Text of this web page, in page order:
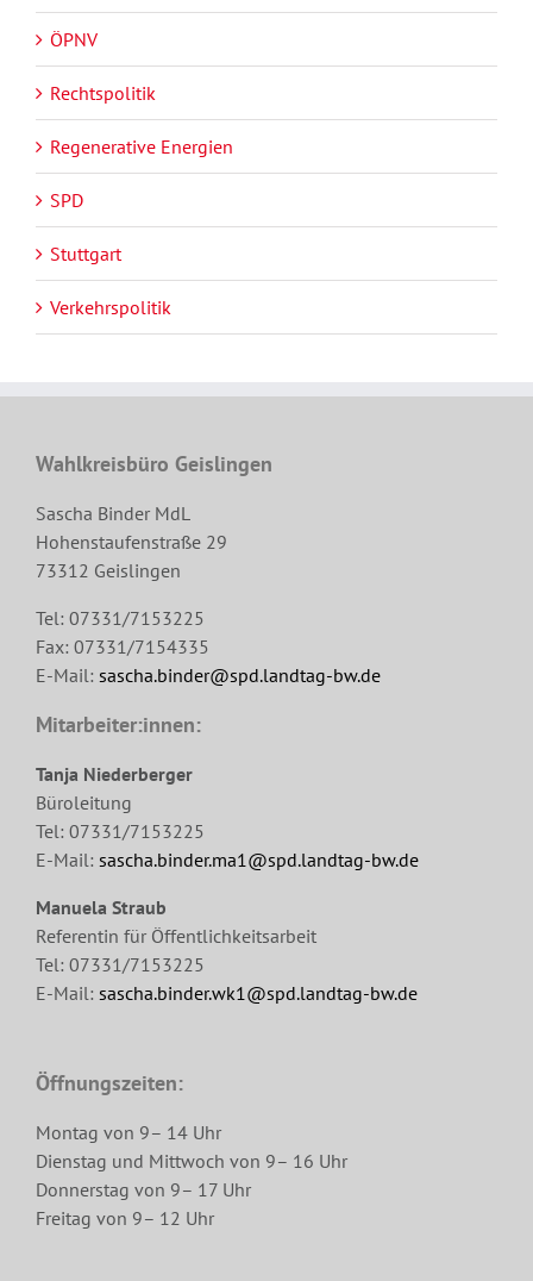
ÖPNV
Rechtspolitik
Regenerative Energien
SPD
Stuttgart
Verkehrspolitik
Wahlkreisbüro Geislingen
Sascha Binder MdL
Hohenstaufenstraße 29
73312 Geislingen
Tel: 07331/7153225
Fax: 07331/7154335
E-Mail: sascha.binder@spd.landtag-bw.de
Mitarbeiter:innen:
Tanja Niederberger
Büroleitung
Tel: 07331/7153225
E-Mail: sascha.binder.ma1@spd.landtag-bw.de
Manuela Straub
Referentin für Öffentlichkeitsarbeit
Tel: 07331/7153225
E-Mail: sascha.binder.wk1@spd.landtag-bw.de
Öffnungszeiten:
Montag von 9– 14 Uhr
Dienstag und Mittwoch von 9– 16 Uhr
Donnerstag von 9– 17 Uhr
Freitag von 9– 12 Uhr